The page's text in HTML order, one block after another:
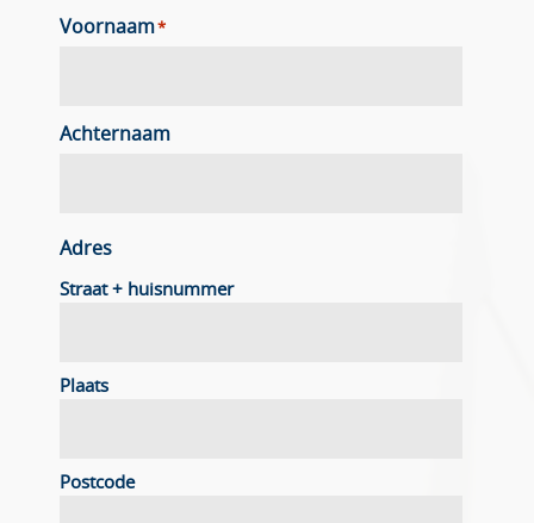
Voornaam*
Achternaam
Adres
Straat + huisnummer
Plaats
Postcode